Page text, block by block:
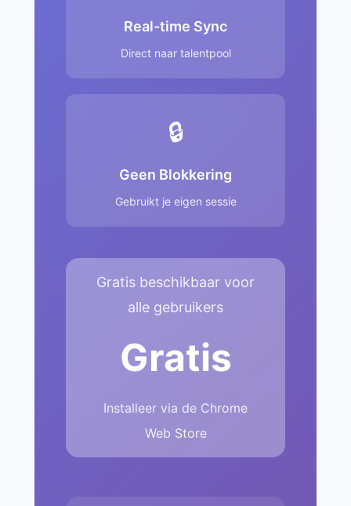
Real-time Sync
Direct naar talentpool
🔒
Geen Blokkering
Gebruikt je eigen sessie
Gratis beschikbaar voor
alle gebruikers
Gratis
Installeer via de Chrome
Web Store